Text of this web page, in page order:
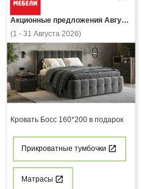
Акционные предложения Августа
(1 - 31 Августа 2026)
Кровать Босс 160*200 в подарок
Прикроватные тумбочки
Матрасы